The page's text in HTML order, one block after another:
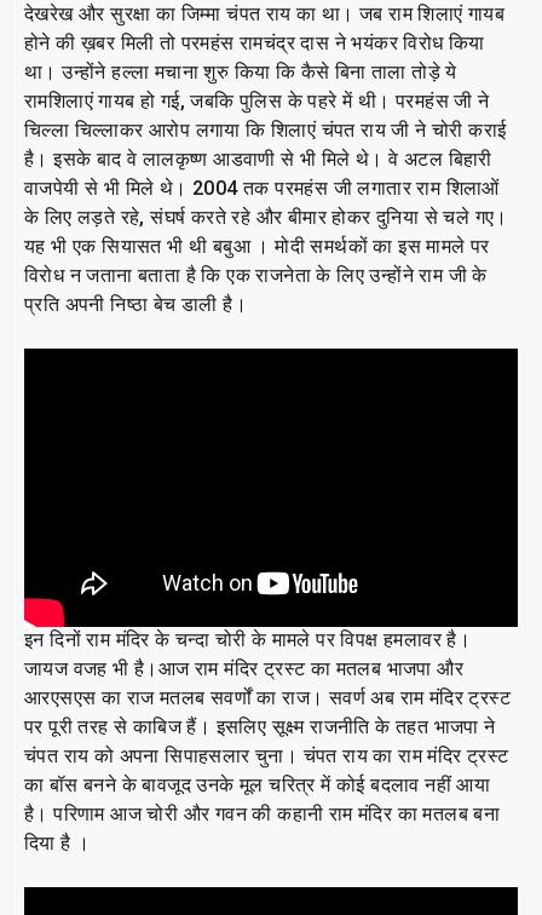
देखरेख और सुरक्षा का जिम्मा चंपत राय का था। जब राम शिलाएं गायब
होने की ख़बर मिली तो परमहंस रामचंद्र दास ने भयंकर विरोध किया
था। उन्होंने हल्ला मचाना शुरु किया कि कैसे बिना ताला तोड़े ये
रामशिलाएं गायब हो गई, जबकि पुलिस के पहरे में थी। परमहंस जी ने
चिल्ला चिल्लाकर आरोप लगाया कि शिलाएं चंपत राय जी ने चोरी कराई
है। इसके बाद वे लालकृष्ण आडवाणी से भी मिले थे। वे अटल बिहारी
वाजपेयी से भी मिले थे। 2004 तक परमहंस जी लगातार राम शिलाओं
के लिए लड़ते रहे, संघर्ष करते रहे और बीमार होकर दुनिया से चले गए।
यह भी एक सियासत भी थी बबुआ । मोदी समर्थकों का इस मामले पर
विरोध न जताना बताता है कि एक राजनेता के लिए उन्होंने राम जी के
प्रति अपनी निष्ठा बेच डाली है।
इन दिनों राम मंदिर के चन्दा चोरी के मामले पर विपक्ष हमलावर है।
जायज वजह भी है।आज राम मंदिर ट्रस्ट का मतलब भाजपा और
आरएसएस का राज मतलब सवर्णों का राज। सवर्ण अब राम मंदिर ट्रस्ट
पर पूरी तरह से काबिज हैं। इसलिए सूक्ष्म राजनीति के तहत भाजपा ने
चंपत राय को अपना सिपाहसलार चुना। चंपत राय का राम मंदिर ट्रस्ट
का बॉस बनने के बावजूद उनके मूल चरित्र में कोई बदलाव नहीं आया
है। परिणाम आज चोरी और गवन की कहानी राम मंदिर का मतलब बना
दिया है ।